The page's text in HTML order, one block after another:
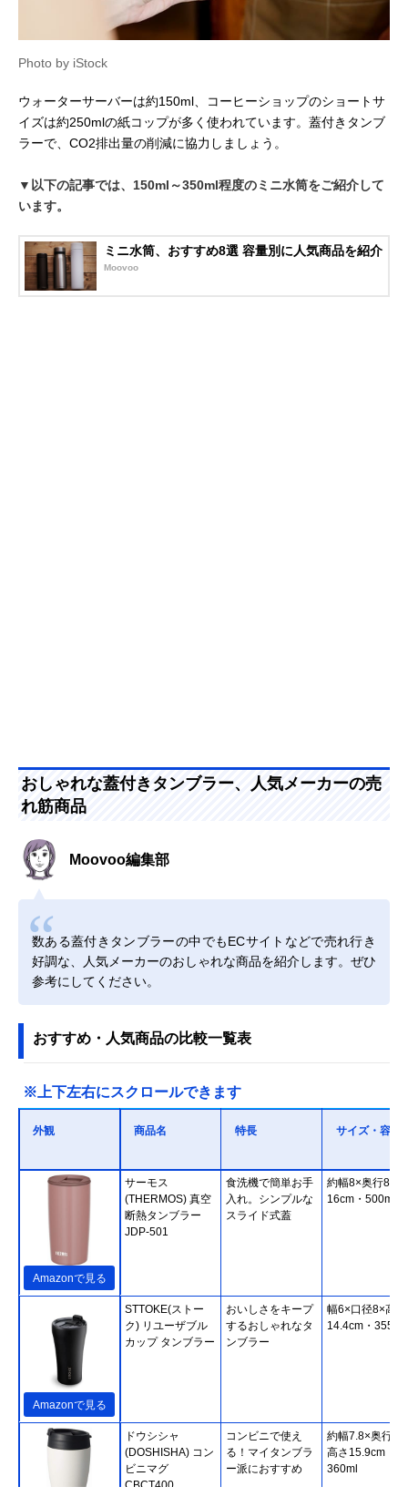
Photo by iStock
ウォーターサーバーは約150ml、コーヒーショップのショートサ
イズは約250mlの紙コップが多く使われています。蓋付きタンブ
ラーで、CO2排出量の削減に協力しましょう。
▼以下の記事では、150ml～350ml程度のミニ水筒をご紹介して
います。
ミニ水筒、おすすめ8選 容量別に人気商品を紹介
Moovoo
おしゃれな蓋付きタンブラー、人気メーカーの売
れ筋商品
Moovoo編集部
数ある蓋付きタンブラーの中でもECサイトなどで売れ行き
好調な、人気メーカーのおしゃれな商品を紹介します。ぜひ
参考にしてください。
おすすめ・人気商品の比較一覧表
※上下左右にスクロールできます
外観 商品名 特長 サイズ・容量
Amazonで見る
サーモス
(THERMOS) 真空
断熱タンブラー
JDP-501
食洗機で簡単お手
入れ。シンプルな
スライド式蓋
約幅8×奥行8×
16cm・500ml
Amazonで見る
STTOKE(ストー
ク) リユーザブル
カップ タンブラー
おいしさをキープ
するおしゃれなタ
ンブラー
幅6×口径8×高さ
14.4cm・355ml
ドウシシャ
(DOSHISHA) コン
ビニマグ
CBCT400
コンビニで使え
る！マイタンブラ
ー派におすすめ
約幅7.8×奥行
高さ15.9cm・
360ml